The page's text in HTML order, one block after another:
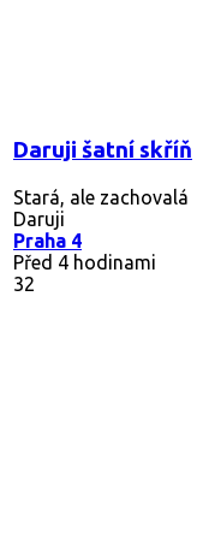
Daruji šatní skříň
Stará, ale zachovalá
Daruji
Praha 4
Před 4 hodinami
32